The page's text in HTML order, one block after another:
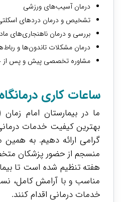
درمان آسیب‌های ورزشی
تشخیص و درمان دردهای
بررسی و درمان ناهنجاری‌های
درمان مشکلات تاندون‌ها و
مشاوره تخصصی پیش و پس از
ساعات کاری درمانگاه
ما در بیمارستان امام
بهترین کیفیت خدمات
گرامی ارائه دهیم. به همین
منسجم از حضور پزشکان
هفته تنظیم شده است تا
مناسب و با آرامش کامل،
خدمات درمانی اقدام کنند.